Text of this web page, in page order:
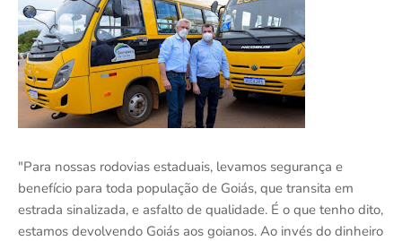
"Para nossas rodovias estaduais, levamos segurança e
benefício para toda população de Goiás, que transita em
estrada sinalizada, e asfalto de qualidade. É o que tenho dito,
estamos devolvendo Goiás aos goianos. Ao invés do dinheiro